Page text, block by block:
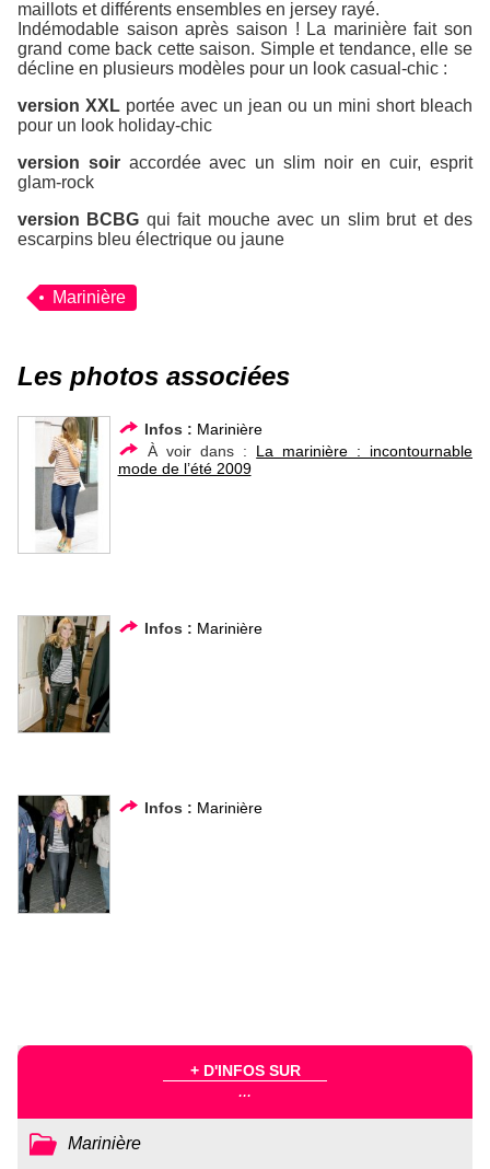
maillots et différents ensembles en jersey rayé.
Indémodable saison après saison ! La marinière fait son
grand come back cette saison. Simple et tendance, elle se
décline en plusieurs modèles pour un look casual-chic :
version XXL portée avec un jean ou un mini short bleach
pour un look holiday-chic
version soiraccordée avec un slim noir en cuir, esprit
glam-rock
version BCBG qui fait mouche avec un slim brut et des
escarpins bleu électrique ou jaune
Marinière
Les photos associées
Infos : Marinière
À voir dans : La marinière : incontournable
mode de l’été 2009
Infos : Marinière
Infos : Marinière
+ D'INFOS SUR
...
Marinière